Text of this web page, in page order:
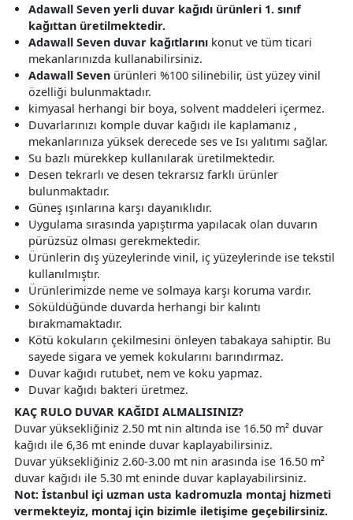
Adawall Seven yerli duvar kağıdı ürünleri 1. sınıf
kağıttan üretilmektedir.
Adawall Seven duvar kağıtlarını konut ve tüm ticari
mekanlarınızda kullanabilirsiniz.
Adawall Seven ürünleri %100 silinebilir, üst yüzey vinil
özelliği bulunmaktadır.
kimyasal herhangi bir boya, solvent maddeleri içermez.
Duvarlarınızı komple duvar kağıdı ile kaplamanız ,
mekanlarınıza yüksek derecede ses ve Isı yalıtımı sağlar.
Su bazlı mürekkep kullanılarak üretilmektedir.
Desen tekrarlı ve desen tekrarsız farklı ürünler
bulunmaktadır.
Güneş ışınlarına karşı dayanıklıdır.
Uygulama sırasında yapıştırma yapılacak olan duvarın
pürüzsüz olması gerekmektedir.
Ürünlerin dış yüzeylerinde vinil, iç yüzeylerinde ise tekstil
kullanılmıştır.
Ürünlerimizde neme ve solmaya karşı koruma vardır.
Söküldüğünde duvarda herhangi bir kalıntı
bırakmamaktadır.
Kötü kokuların çekilmesini önleyen tabakaya sahiptir. Bu
sayede sigara ve yemek kokularını barındırmaz.
Duvar kağıdı rutubet, nem ve koku yapmaz.
Duvar kağıdı bakteri üretmez.
KAÇ RULO DUVAR KAĞIDI ALMALISINIZ?
Duvar yüksekliğiniz 2.50 mt nin altında ise 16.50 m² duvar
kağıdı ile 6,36 mt eninde duvar kaplayabilirsiniz.
Duvar yüksekliğiniz 2.60-3.00 mt nin arasında ise 16.50 m²
duvar kağıdı ile 5.30 mt eninde duvar kaplayabilirsiniz.
Not: İstanbul içi uzman usta kadromuzla montaj hizmeti
vermekteyiz, montaj için bizimle iletişime geçebilirsiniz.